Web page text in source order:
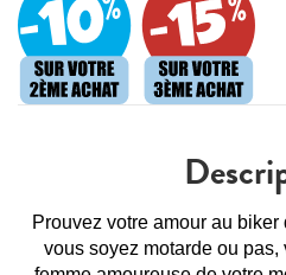
Prouvez votre amour au
vous soyez motarde ou